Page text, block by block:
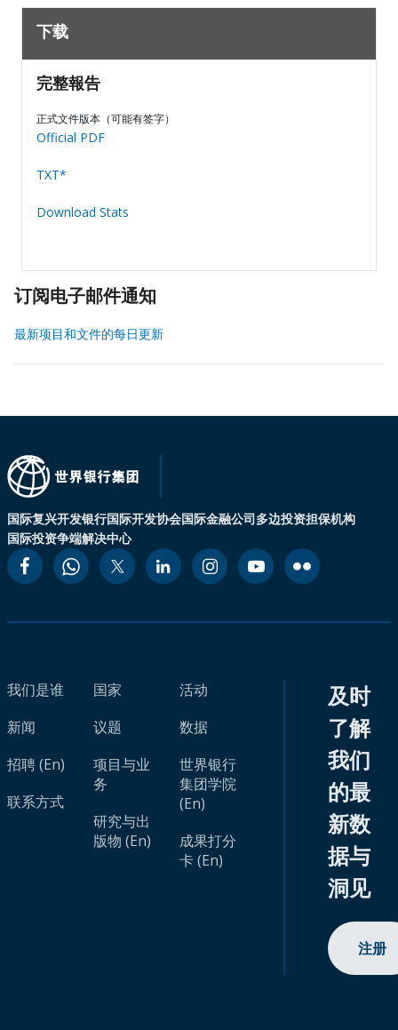
下载
完整報告
正式文件版本（可能有签字）
Official PDF
TXT*
Download Stats
订阅电子邮件通知
最新项目和文件的每日更新
国际复兴开发银行国际开发协会国际金融公司多边投资担保机构
国际投资争端解决中心
我们是谁
新闻
招聘 (En)
联系方式
国家
议题
项目与业
务
研究与出
版物 (En)
活动
数据
世界银行
集团学院
(En)
成果打分
卡 (En)
及时
了解
我们
的最
新数
据与
洞见
注册